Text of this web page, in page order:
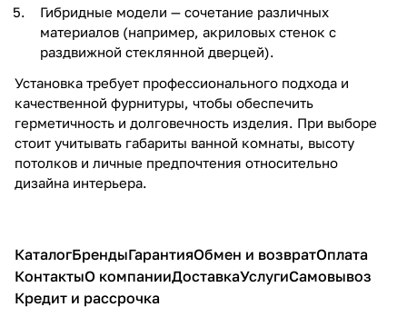
Гибридные модели — сочетание различных
материалов (например, акриловых стенок с
раздвижной стеклянной дверцей).
Установка требует профессионального подхода и
качественной фурнитуры, чтобы обеспечить
герметичность и долговечность изделия. При выборе
стоит учитывать габариты ванной комнаты, высоту
потолков и личные предпочтения относительно
дизайна интерьера.
КаталогБрендыГарантияОбмен и возвратОплата
КонтактыО компанииДоставкаУслугиСамовывоз
Кредит и рассрочка